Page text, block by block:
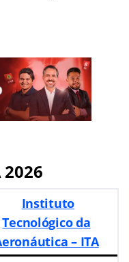
Instituto
Tecnológico da
– ITA